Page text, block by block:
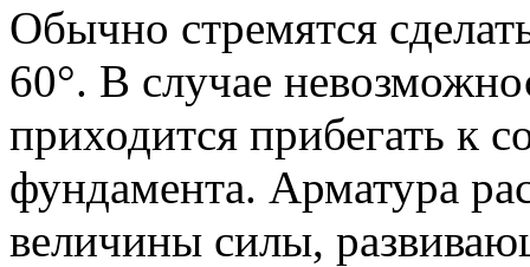
Обычно стремятся
60°. В случае
приходится прибегать к
фундамента. Арматура
величины силы,